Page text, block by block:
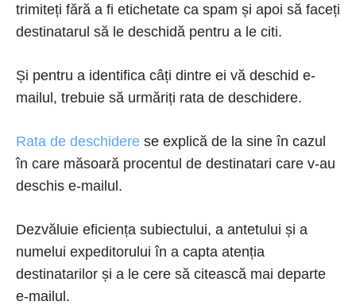
trimiteți fără a fi etichetate ca spam și apoi să faceți
destinatarul să le deschidă pentru a le citi.
Și pentru a identifica câți dintre ei vă deschid e-
mailul, trebuie să urmăriți rata de deschidere.
Rata de deschidere se explică de la sine în cazul
în care măsoară procentul de destinatari care v-au
deschis e-mailul.
Dezvăluie eficiența subiectului, a antetului și a
numelui expeditorului în a capta atenția
destinatarilor și a le cere să citească mai departe
e-mailul.